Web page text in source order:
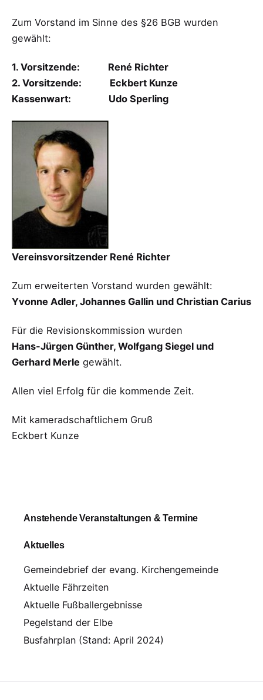
Zum Vorstand im Sinne des §26 BGB wurden
gewählt:
1. Vorsitzende: René Richter
2. Vorsitzende: Eckbert Kunze
Kassenwart: Udo Sperling
Vereinsvorsitzender René Richter
Zum erweiterten Vorstand wurden gewählt:
Yvonne Adler, Johannes Gallin und Christian Carius
Für die Revisionskommission wurden
Hans-Jürgen Günther, Wolfgang Siegel und
Gerhard Merle gewählt.
Allen viel Erfolg für die kommende Zeit.
Mit kameradschaftlichem Gruß
Eckbert Kunze
Anstehende Veranstaltungen & Termine
Aktuelles
Gemeindebrief der evang. Kirchengemeinde
Aktuelle Fährzeiten
Aktuelle Fußballergebnisse
Pegelstand der Elbe
Busfahrplan (Stand: April 2024)